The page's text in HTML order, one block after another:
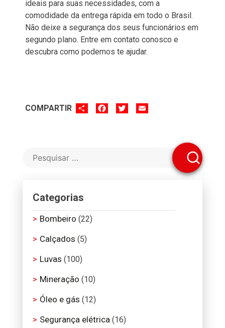
ideais para suas necessidades, com a
comodidade da entrega rápida em todo o Brasil.
Não deixe a segurança dos seus funcionários em
segundo plano. Entre em contato conosco e
descubra como podemos te ajudar.
COMPARTIR SHARE FACEBOOKTWITTER
Categorias
Bombeiro (22)
Calçados (5)
Luvas (100)
Mineração (10)
Óleo e gás (12)
Segurança elétrica(16)